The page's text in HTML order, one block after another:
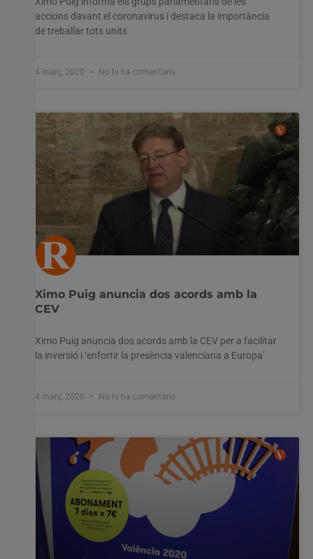
accions davant el coronavirus i destaca la importància
de treballar tots units
4 març, 2020 No hi ha comentaris
Ximo Puig anuncia dos acords amb la
CEV
Ximo Puig anuncia dos acords amb la CEV per a facilitar
la inversió i ‘enfortir la presència valenciana a Europa’
4 març, 2020 No hi ha comentaris